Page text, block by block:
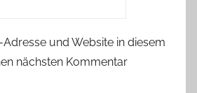
und Website in diesem
nächsten Kommentar